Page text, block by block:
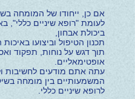
אם כן, ייחודו של המומחה
לעומת "רופא שיניים כללי", בא
ביכולת אבחון,
תכנון הטיפול וביצועו
תוך דגש על נוחות, תפקוד
אופטימאליים.
עתה אתם מודעים לחשיבות
המשמעותיים בין מומחה
לרופא שיניים כללי.